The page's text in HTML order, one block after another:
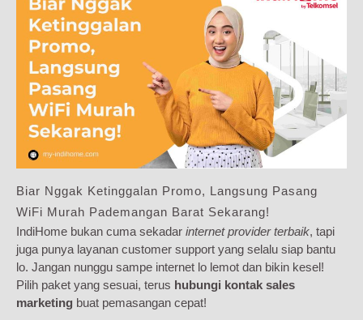
Biar Nggak Ketinggalan Promo, Langsung Pasang
WiFi Murah Pademangan Barat Sekarang!
IndiHome bukan cuma sekadar internet provider terbaik, tapi
juga punya layanan customer support yang selalu siap bantu
lo. Jangan nunggu sampe internet lo lemot dan bikin kesel!
Pilih paket yang sesuai, terus hubungi kontak sales
marketing buat pemasangan cepat!